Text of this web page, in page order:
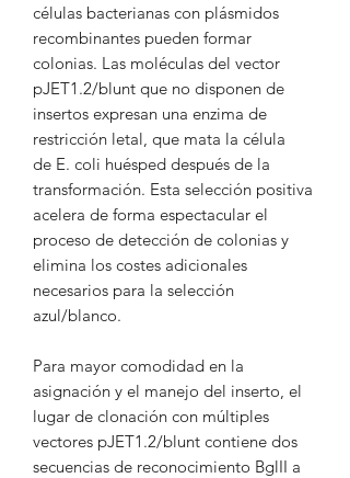
células bacterianas con plásmidos
recombinantes pueden formar
colonias. Las moléculas del vector
pJET1.2/blunt que no disponen de
insertos expresan una enzima de
restricción letal, que mata la célula
de E. coli huésped después de la
transformación. Esta selección positiva
acelera de forma espectacular el
proceso de detección de colonias y
elimina los costes adicionales
necesarios para la selección
azul/blanco.
Para mayor comodidad en la
asignación y el manejo del inserto, el
lugar de clonación con múltiples
vectores pJET1.2/blunt contiene dos
secuencias de reconocimiento BglII a